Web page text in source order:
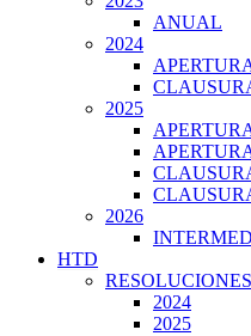
ANUAL
2024
2025
2026
HTD
RESOLUCIONES
2024
2025